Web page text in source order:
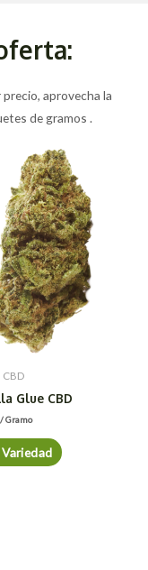
aprovecha la
de gramos .
CBD
Glue CBD
/ Gramo
Variedad